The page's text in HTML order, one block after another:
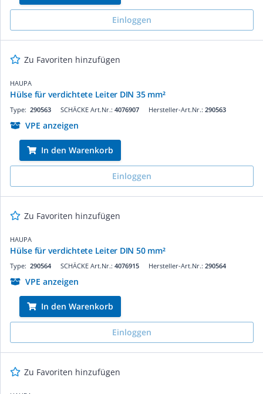
Einloggen
Zu Favoriten hinzufügen
HAUPA
Hülse für verdichtete Leiter DIN 35 mm²
SCHÄCKE Art.Nr.: 4076907
Type: 290563 Hersteller-Art.Nr.: 290563
VPE anzeigen
In den Warenkorb
Einloggen
Zu Favoriten hinzufügen
HAUPA
Hülse für verdichtete Leiter DIN 50 mm²
SCHÄCKE Art.Nr.: 4076915
Type: 290564 Hersteller-Art.Nr.: 290564
VPE anzeigen
In den Warenkorb
Einloggen
Zu Favoriten hinzufügen